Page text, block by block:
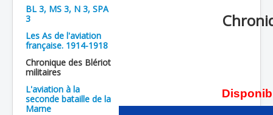
Personnels
Formation
Doctrines
Batailles
BL 3, MS 3, N 3, SPA
3
Les As de l'aviation
française. 1914-1918
Chronique des Blériot
militaires
L'aviation à la
seconde bataille de la
Marne